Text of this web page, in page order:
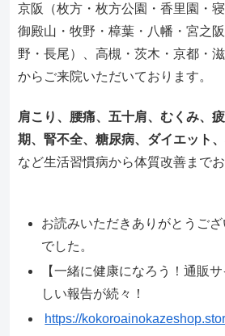
京阪（枚方・枚方公園・香里園・
御殿山・牧野・樟葉・八幡・宮之
野・長尾）、高槻・茨木・京都・
からご来院いただいております。
肩こり、腰痛、五十肩、むくみ、
期、腎不全、糖尿病、ダイエット
など生活習慣病から体質改善まで
お読みいただきありがとうご
でした。
【一緒に健康になろう！通販
しい報告が続々！
https://